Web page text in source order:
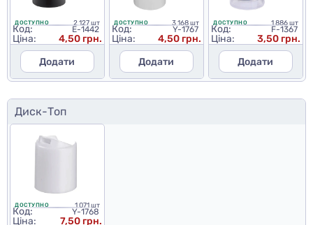
ДОСТУПНО 2 127 шт
Код: E-1442
Ціна:
4,50 грн.
Додати
ДОСТУПНО 3 168 шт
Код: Y-1767
Ціна:
4,50 грн.
Додати
ДОСТУПНО 1 886 шт
Код: F-1367
Ціна:
3,50 грн.
Додати
Диск-Топ
ДОСТУПНО 1 071 шт
Код: Y-1768
Ціна:
7,50 грн.